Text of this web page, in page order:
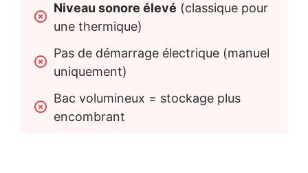
Niveau sonore élevé (classique pour
une thermique)
Pas de démarrage électrique (manuel
uniquement)
Bac volumineux = stockage plus
encombrant